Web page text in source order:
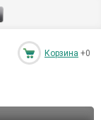
Корзина +0